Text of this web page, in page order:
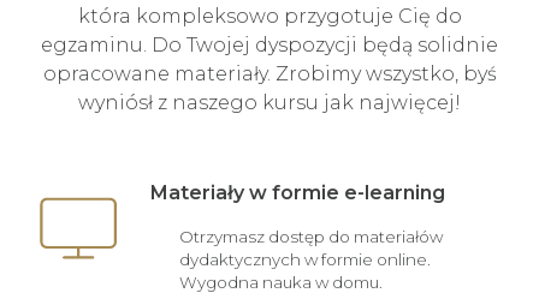
która kompleksowo przygotuje Cię do
egzaminu. Do Twojej dyspozycji będą solidnie
opracowane materiały. Zrobimy wszystko, byś
wyniósł z naszego kursu jak najwięcej!
Materiały w formie e-learning
Otrzymasz dostęp do materiałów
dydaktycznych w formie online.
Wygodna nauka w domu.